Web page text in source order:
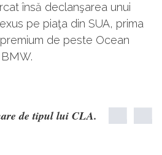
însă declanşarea unui
pe piaţa din SUA, prima
de peste Ocean
de tipul lui CLA.